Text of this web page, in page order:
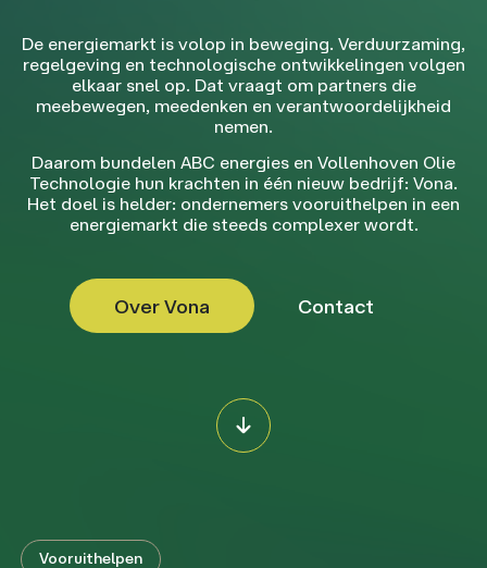
De energiemarkt is volop in beweging. Verduurzaming,
regelgeving en technologische ontwikkelingen volgen
elkaar snel op. Dat vraagt om partners die
meebewegen, meedenken en verantwoordelijkheid
nemen.
Daarom bundelen ABC energies en Vollenhoven Olie
Technologie hun krachten in één nieuw bedrijf: Vona.
Het doel is helder: ondernemers vooruithelpen in een
energiemarkt die steeds complexer wordt.
Over Vona Contact
Vooruithelpen